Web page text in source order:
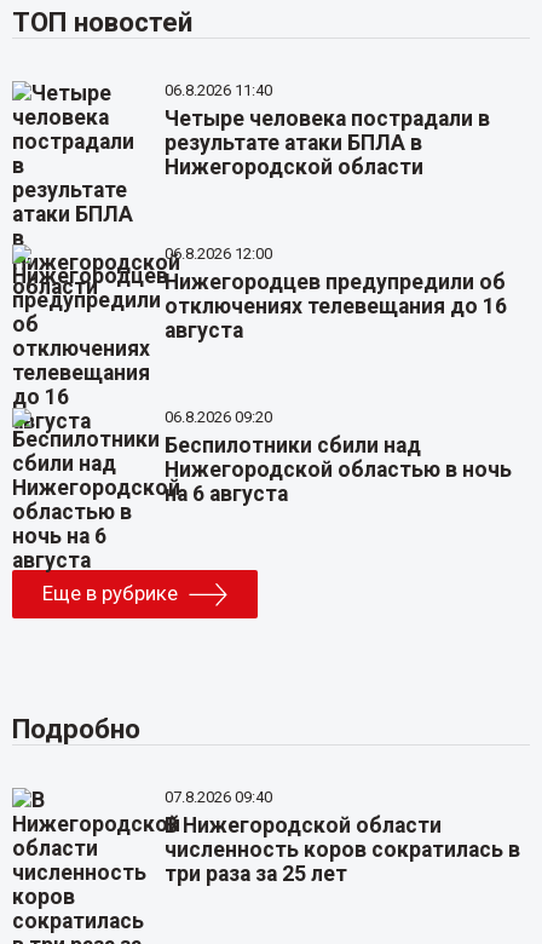
ТОП новостей
06.8.2026 11:40
Четыре человека пострадали в
результате атаки БПЛА в
Нижегородской области
06.8.2026 12:00
Нижегородцев предупредили об
отключениях телевещания до 16
августа
06.8.2026 09:20
Беспилотники сбили над
Нижегородской областью в ночь
на 6 августа
Еще в рубрике
Подробно
07.8.2026 09:40
В Нижегородской области
численность коров сократилась в
три раза за 25 лет